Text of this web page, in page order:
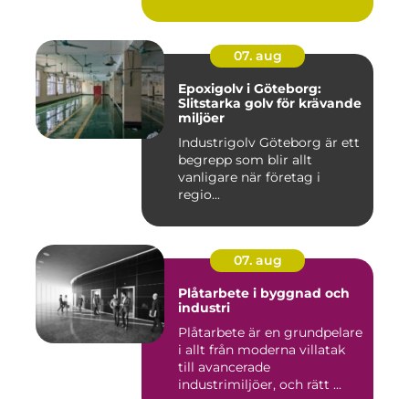
07. aug
Epoxigolv i Göteborg:
Slitstarka golv för krävande
miljöer
Industrigolv Göteborg är ett
begrepp som blir allt
vanligare när företag i
regio...
07. aug
Plåtarbete i byggnad och
industri
Plåtarbete är en grundpelare
i allt från moderna villatak
till avancerade
industrimiljöer, och rätt ...